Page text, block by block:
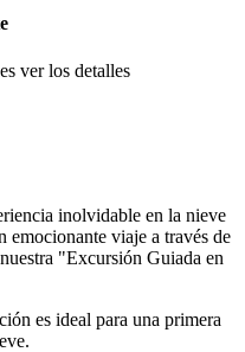
verlos detalles
inolvidable en la nieve
emocionante viaje a través de
"Excursión Guiada en
es ideal para una primera